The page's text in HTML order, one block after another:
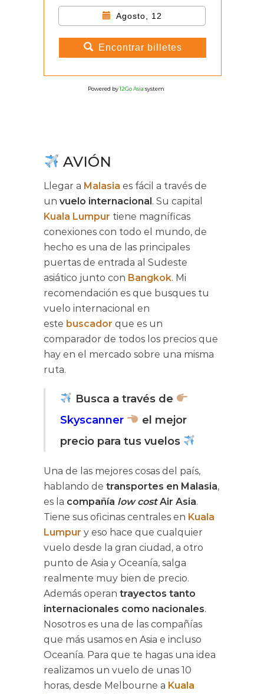
Agosto, 12
Encontrar billetes
Powered by12Go Asia system
AVIÓN
Llegar a Malasia es fácil a través de
un vuelo internacional. Su capital
Kuala Lumpur tiene magníficas
conexiones con todo el mundo, de
hecho es una de las principales
puertas de entrada al Sudeste
asiático junto con Bangkok. Mi
recomendación es que busques tu
vuelo internacional en
este buscador que es un
comparador de todos los precios que
hay en el mercado sobre una misma
ruta.
Busca a través de
Skyscanner
el mejor
precio para tus vuelos
Una de las mejores cosas del país,
hablando de transportes en Malasia,
es la compañía low cost Air Asia.
Tiene sus oficinas centrales en Kuala
Lumpur y eso hace que cualquier
vuelo desde la gran ciudad, a otro
punto de Asia y Oceanía, salga
realmente muy bien de precio.
Además operan trayectos tanto
internacionales como nacionales.
Nosotros es una de las compañías
que más usamos en Asia e incluso
Oceanía. Para que te hagas una idea
realizamos un vuelo de unas 10
horas, desde Melbourne a Kuala